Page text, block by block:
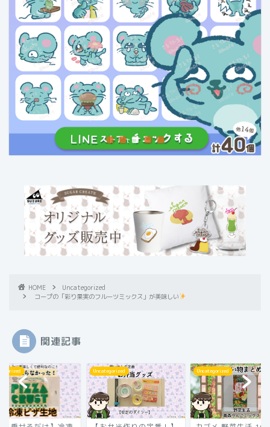
HOME
Uncategorized
コープの「彩り果実のフルーツミックス」が美味しい
関連記事
Uncategorized Uncategorized